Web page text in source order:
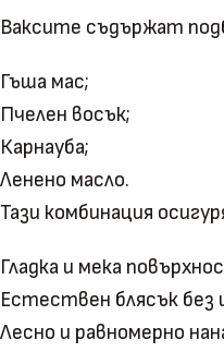
Ваксите съдържат
Гъша мас;
Пчелен восък;
Карнауба;
Ленено масло.
Тази комбинация
Гладка и мека
Естествен блясък без
Лесно и равномерно